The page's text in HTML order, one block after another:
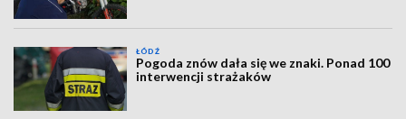
ŁÓDŹ
Pogoda znów dała się we znaki. Ponad 100
interwencji strażaków